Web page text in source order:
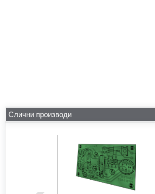
Слични производи